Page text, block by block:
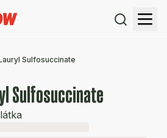
Sulfosuccinate
Sulfosuccinate